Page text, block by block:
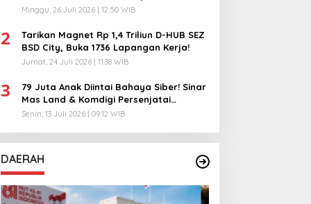
Bikin Geger!
Minggu, 26 Juli 2026 | 12:50 WIB
2
Tarikan Magnet Rp 1,4 Triliun D-HUB SEZ
BSD City, Buka 1736 Lapangan Kerja!
Jumat, 24 Juli 2026 | 11:38 WIB
3
79 Juta Anak Diintai Bahaya Siber! Sinar
Mas Land & Komdigi Persenjatai
Ratusan Guru!
Senin, 13 Juli 2026 | 09:12 WIB
DAERAH